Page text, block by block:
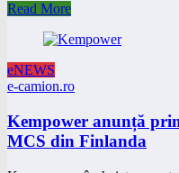
Read More
eNEWS
e-camion.ro
Kempower anunță
MCS din Finlanda